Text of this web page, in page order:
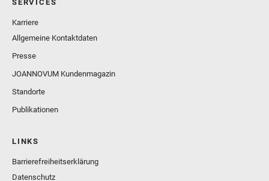
SERVICES
Karriere
Allgemeine Kontaktdaten
Presse
JOANNOVUM Kundenmagazin
Standorte
Publikationen
LINKS
Barrierefreiheitserklärung
Datenschutz